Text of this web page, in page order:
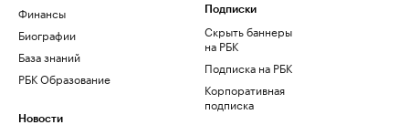
Финансы
Биографии
База знаний
РБК Образование
Новости
Подписки
Скрыть баннеры
на РБК
Подписка на РБК
Корпоративная
подписка